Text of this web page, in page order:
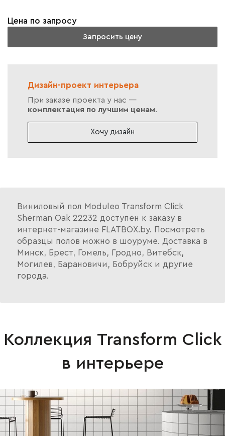
Цена по запросу
Запросить цену
Дизайн-проект интерьера
При заказе проекта у нас —
комплектация по лучшим ценам.
Хочу дизайн
Виниловый пол Moduleo Transform Click
Sherman Oak 22232 доступен к заказу в
интернет-магазине FLATBOX.by. Посмотреть
образцы полов можно в шоуруме. Доставка в
Минск, Брест, Гомель, Гродно, Витебск,
Могилев, Барановичи, Бобруйск и другие
города.
Коллекция Transform Click
в интерьере